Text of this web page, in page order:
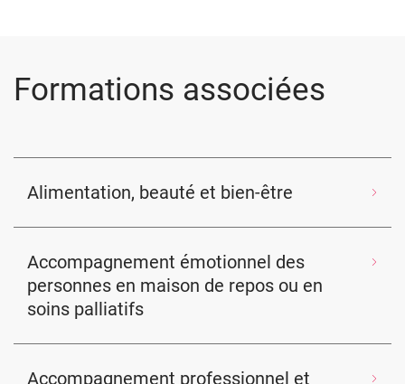
Formations associées
Alimentation, beauté et bien-être
Accompagnement émotionnel des
personnes en maison de repos ou en
soins palliatifs
Accompagnement professionnel et